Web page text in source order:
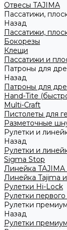
Отвесы TAJIMA
Пассатижи,
Назад
Пассатижи,
Бокорезы
Клещи
Пассатижи и
Патроны для
Назад
Патроны для
Hand-Tite
Multi-Craft
Пистолеты для
Разметочные
Рулетки и
Назад
Рулетки и
Sigma Stop
Линейка TAJIMA
Линейка Tajima
Рулетки Hi-Lock
Рулетки
Рулетки
Назад
Рулетки